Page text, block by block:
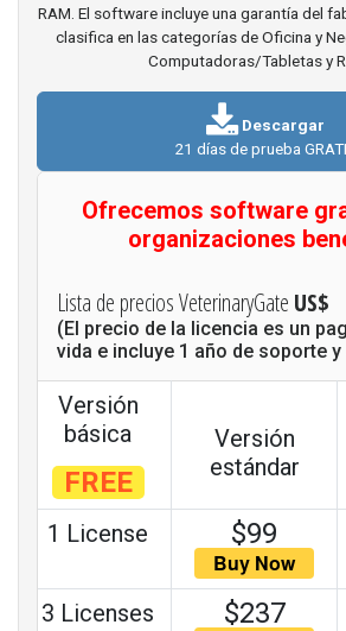
RAM. El software incluye una garantía del
clasifica en las categorías de Oficina y
Computadoras/Tabletas y
Descargar
21 días de prueba
Ofrecemos software
organizaciones
Lista de precios VeterinaryGate US$
(El precio de la licencia es un
vida e incluye 1 año de soporte
Versión
básica
FREE
Versión
estándar
1 License $99
3 Licenses $237